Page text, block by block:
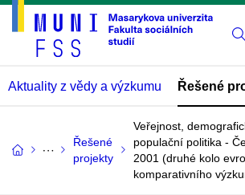
Aktuality z vědy a výzkumu Řešené
Řešené
projekty
Veřejnost,
populační politika -
2001 (druhé kolo
komparativního